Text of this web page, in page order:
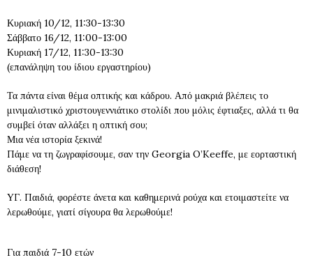
Κυριακή 10/12, 11:30-13:30
Σάββατο 16/12, 11:00-13:00
Κυριακή 17/12, 11:30-13:30
(επανάληψη του ίδιου εργαστηρίου)
Τα πάντα είναι θέμα οπτικής και κάδρου. Από μακριά βλέπεις το
μινιμαλιστικό χριστουγεννιάτικο στολίδι που μόλις έφτιαξες, αλλά τι θα
συμβεί όταν αλλάξει η οπτική σου;
Μια νέα ιστορία ξεκινά!
Πάμε να τη ζωγραφίσουμε, σαν την Georgia O’Keeffe, με εορταστική
διάθεση!
ΥΓ. Παιδιά, φορέστε άνετα και καθημερινά ρούχα και ετοιμαστείτε να
λερωθούμε, γιατί σίγουρα θα λερωθούμε!
Για παιδιά 7-10 ετών